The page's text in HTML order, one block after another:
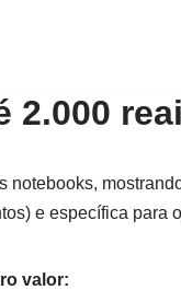
2.000
e específica
valor: